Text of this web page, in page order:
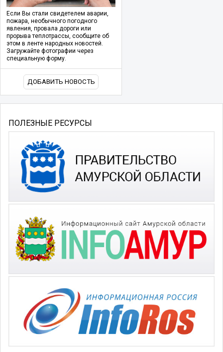
Если Вы стали свидетелем аварии,
пожара, необычного погодного
явления, провала дороги или
прорыва теплотрассы, сообщите об
этом в ленте народных новостей.
Загружайте фотографии через
специальную форму.
ДОБАВИТЬ НОВОСТЬ
ПОЛЕЗНЫЕ РЕСУРСЫ